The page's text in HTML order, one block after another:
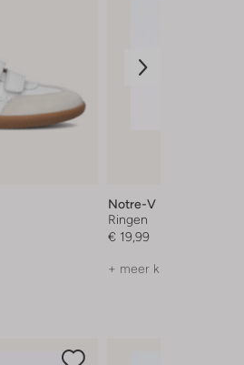
Notre-V
Ringen
€ 19,99
+ meer kleuren